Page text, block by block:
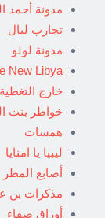
مدونة أحمد
تجارب ليال
مدونة لولو
New Libya
خارج التغطية
خواطر بنت
همسات
ليبيا يا امنايا
أصابع المطر
مذكرات بن
أوراق صفاء